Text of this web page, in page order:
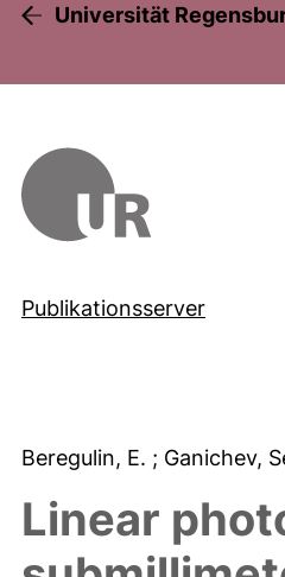
Universität
Publikationsserver
Beregulin, E. ; Ganichev,
Linear